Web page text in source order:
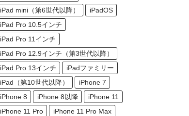
iPad mini（第6世代以降）
iPadOS
iPad Pro 10.5インチ
iPad Pro 11インチ
iPad Pro 12.9インチ（第3世代以降）
iPad Pro 13インチ
iPadファミリー
iPad（第10世代以降）
iPhone 7
iPhone 8
iPhone 8以降
iPhone 11
iPhone 11 Pro
iPhone 11 Pro Max